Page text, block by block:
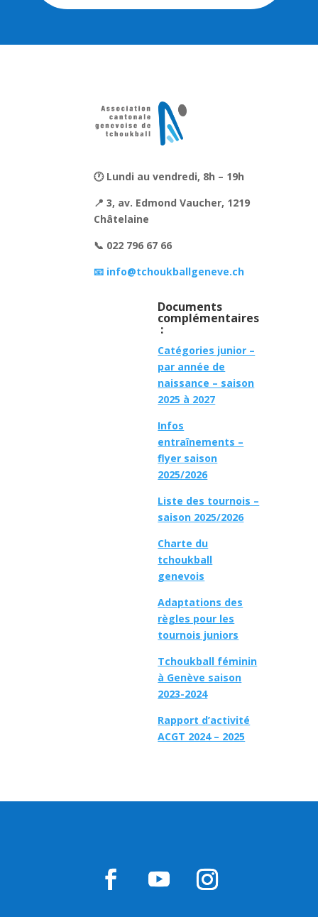
🕐 Lundi au vendredi, 8h – 19h
📍 3, av. Edmond Vaucher, 1219
Châtelaine
📞 022 796 67 66
📧 info@tchoukballgeneve.ch
Documents
complémentaires
:
Catégories junior –
par année de
naissance – saison
2025 à 2027
Infos
entraînements –
flyer saison
2025/2026
Liste des tournois –
saison 2025/2026
Charte du
tchoukball
genevois
Adaptations des
règles pour les
tournois juniors
Tchoukball féminin
à Genève saison
2023-2024
Rapport d’activité
ACGT 2024 – 2025